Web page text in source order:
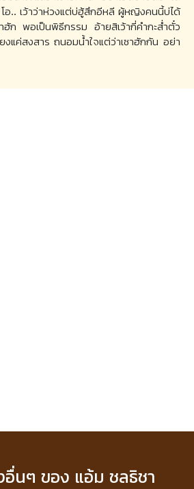
โอ.. เว้าว่าห่วงแต่บ่ฮู้สึกอีหลี ผู้หญิงคนนี้บ่ได้
ก พอเป็นพิธีกรรม อ้ายสิเว้ากี่คำกะส่ำตั๋ว
แค่สงสาร ถนอมน้ำใจแต่ว่าเซาฮักกัน อย่า
นๆ ของ แอ้ม ชลธิชา